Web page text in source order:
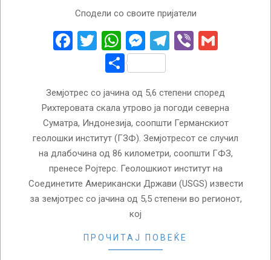
Сподели со своите пријатели
Facebook
Twitter
WhatsApp
Messenger
Telegram
Viber
Share
Земјотрес со јачина од 5,6 степени според
Рихтеровата скала утрово ја погоди северна
Суматра, Индонезија, соопшти Германскиот
геолошки институт (ГЗФ). Земјотресот се случил
на длабочина од 86 километри, соопшти ГФЗ,
пренесе Ројтерс. Геолошкиот институт на
Соединетите Американски Држави (USGS) извести
за земјотрес со јачина од 5,5 степени во регионот,
кој
ПРОЧИТАЈ ПОВЕЌЕ